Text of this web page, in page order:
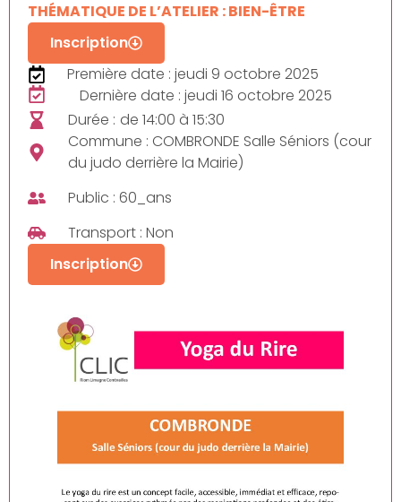
THÉMATIQUE DE L’ATELIER : BIEN-ÊTRE
Inscription
Première date : jeudi 9 octobre 2025
Dernière date : jeudi 16 octobre 2025
Durée : de 14:00 à 15:30
Commune : COMBRONDE Salle Séniors (cour
du judo derrière la Mairie)
Public : 60_ans
Transport : Non
Inscription